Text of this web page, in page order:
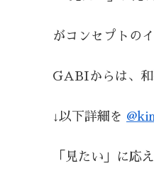
がコンセプトの
GABIからは、和
↓以下詳細を
「見たい」に応